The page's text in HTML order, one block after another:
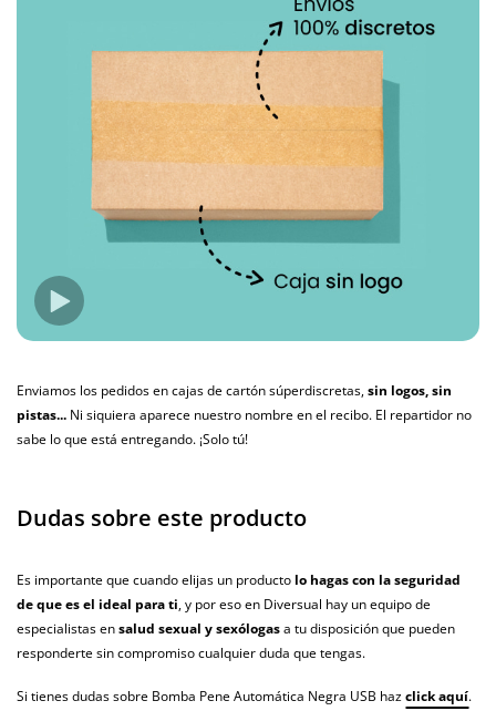
Enviamos los pedidos en cajas de cartón súperdiscretas,sin logos, sin
pistas... Ni siquiera aparece nuestro nombre en el recibo. El repartidor no
sabe lo que está entregando. ¡Solo tú!
Dudas sobre este producto
Es importante que cuando elijas un producto lo hagas con la seguridad
de que es el ideal para ti, y por eso en Diversual hay un equipo de
especialistas ensalud sexual y sexólogasa tu disposición que pueden
responderte sin compromiso cualquier duda que tengas.
Si tienes dudas sobre Bomba Pene Automática Negra USB hazclick aquí.